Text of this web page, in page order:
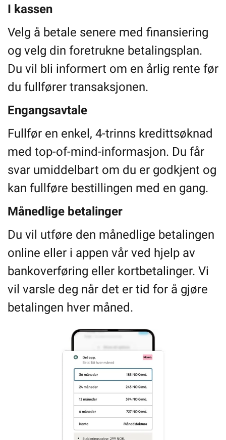
I kassen
Velg å betale senere med finansiering
og velg din foretrukne betalingsplan.
Du vil bli informert om en årlig rente før
du fullfører transaksjonen.
Engangsavtale
Fullfør en enkel, 4-trinns kredittsøknad
med top-of-mind-informasjon. Du får
svar umiddelbart om du er godkjent og
kan fullføre bestillingen med en gang.
Månedlige betalinger
Du vil utføre den månedlige betalingen
online eller i appen vår ved hjelp av
bankoverføring eller kortbetalinger. Vi
vil varsle deg når det er tid for å gjøre
betalingen hver måned.